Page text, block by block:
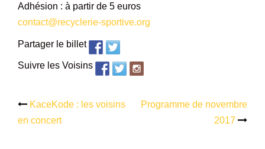
Adhésion : à partir de 5 euros
contact@recyclerie-sportive.org
Partager le billet
Suivre les Voisins
Navigation
KaceKode : les voisins
en concert
Programme de novembre
2017